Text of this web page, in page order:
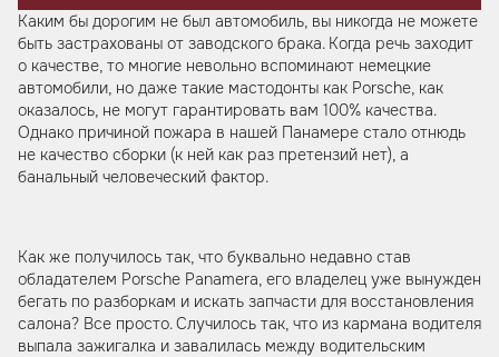
Каким бы дорогим не был автомобиль, вы никогда не можете
быть застрахованы от заводского брака. Когда речь заходит
о качестве, то многие невольно вспоминают немецкие
автомобили, но даже такие мастодонты как Porsche, как
оказалось, не могут гарантировать вам 100% качества.
Однако причиной пожара в нашей Панамере стало отнюдь
не качество сборки (к ней как раз претензий нет), а
банальный человеческий фактор.
Как же получилось так, что буквально недавно став
обладателем Porsche Panamera, его владелец уже вынужден
бегать по разборкам и искать запчасти для восстановления
салона? Все просто. Случилось так, что из кармана водителя
выпала зажигалка и завалилась между водительским